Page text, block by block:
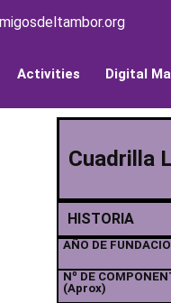
Activities Digital
Cuadrilla
HISTORIA
AÑO DE
Nº DE
(Aprox)